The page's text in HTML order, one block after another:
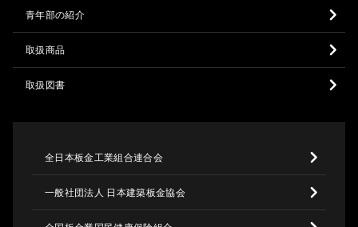
青年部の紹介
取扱商品
取扱図書
全日本板金工業組合連合会
一般社団法人 日本建築板金協会